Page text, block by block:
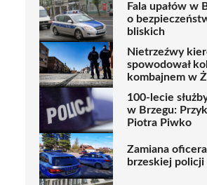
Fala upałów w
o
bliskich
Nietrzeźwy
spowodował
kombajnem w
100-lecie
w Brzegu:
Piotra Piwko
Zamiana
brzeskiej policji